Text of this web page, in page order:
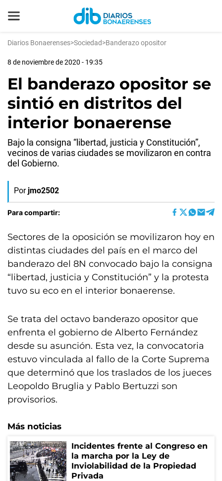
Diarios Bonaerenses>Sociedad>Banderazo opositor
8 de noviembre de 2020 - 19:35
El banderazo opositor se
sintió en distritos del
interior bonaerense
Bajo la consigna “libertad, justicia y Constitución”,
vecinos de varias ciudades se movilizaron en contra
del Gobierno.
Por jmo2502
Para compartir:
Sectores de la oposición se movilizaron hoy en
distintas ciudades del país en el marco del
banderazo del 8N convocado bajo la consigna
“libertad, justicia y Constitución” y la protesta
tuvo su eco en el interior bonaerense.
Se trata del octavo banderazo opositor que
enfrenta el gobierno de Alberto Fernández
desde su asunción. Esta vez, la convocatoria
estuvo vinculada al fallo de la Corte Suprema
que determinó que los traslados de los jueces
Leopoldo Bruglia y Pablo Bertuzzi son
provisorios.
Más noticias
Incidentes frente al Congreso en
la marcha por la Ley de
Inviolabilidad de la Propiedad
Privada